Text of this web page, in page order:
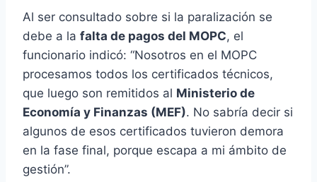
Al ser consultado sobre si la paralización se
debe a la falta de pagos del MOPC, el
funcionario indicó: “Nosotros en el MOPC
procesamos todos los certificados técnicos,
que luego son remitidos al Ministerio de
Economía y Finanzas (MEF). No sabría decir si
algunos de esos certificados tuvieron demora
en la fase final, porque escapa a mi ámbito de
gestión”.